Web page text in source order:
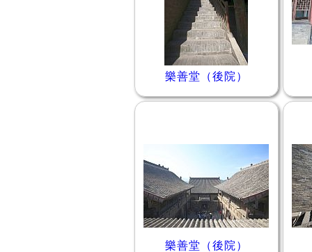
樂善堂（後院）
樂善堂（後院）